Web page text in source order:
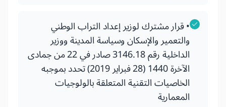
• قرار مشترك لوزير إعداد التراب الوطني
والتعمير والإسكان وسياسة المدينة ووزير
الداخلية رقم 3146.18 صادر في 22 من جمادى
الآخرة 1440 (28 فبراير 2019) تحدد بموجبه
الخاصيات التقنية المتعلقة بالولوجيات
المعمارية